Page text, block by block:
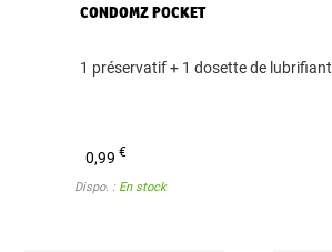
CONDOMZ POCKET
1 préservatif + 1 dosette de lubrifiant
0,99€
Dispo. : En stock